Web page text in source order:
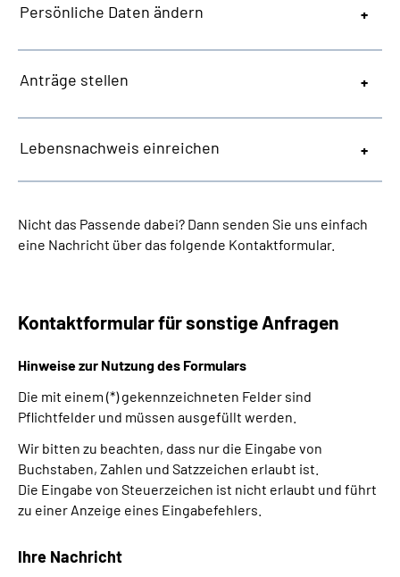
Persönliche Daten ändern
Anträge stellen
Lebensnachweis einreichen
Nicht das Passende dabei? Dann senden Sie uns einfach
eine Nachricht über das folgende Kontaktformular.
Kontaktformular für sonstige Anfragen
Hinweise zur Nutzung des Formulars
Die mit einem (*) gekennzeichneten Felder sind
Pflichtfelder und müssen ausgefüllt werden.
Wir bitten zu beachten, dass nur die Eingabe von
Buchstaben, Zahlen und Satzzeichen erlaubt ist.
Die Eingabe von Steuerzeichen ist nicht erlaubt und führt
zu einer Anzeige eines Eingabefehlers.
Ihre Nachricht